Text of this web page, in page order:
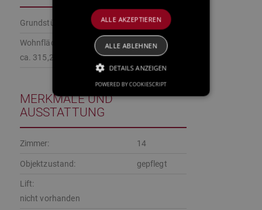
Grundstück: ca. 553 m²
Wohnfläche:
ca. 315,27 m²
MERKMALE UND
AUSSTATTUNG
Zimmer: 14
Objektzustand: gepflegt
Lift:
nicht vorhanden
ALLE AKZEPTIEREN
ALLE ABLEHNEN
DETAILS ANZEIGEN
POWERED BY COOKIESCRIPT